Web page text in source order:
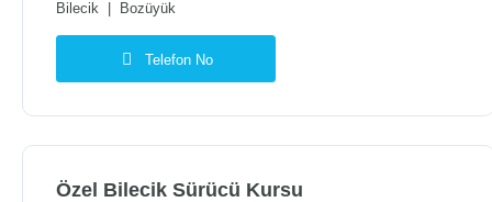
Bilecik
Bozüyük
Telefon No
Özel Bilecik Sürücü Kursu